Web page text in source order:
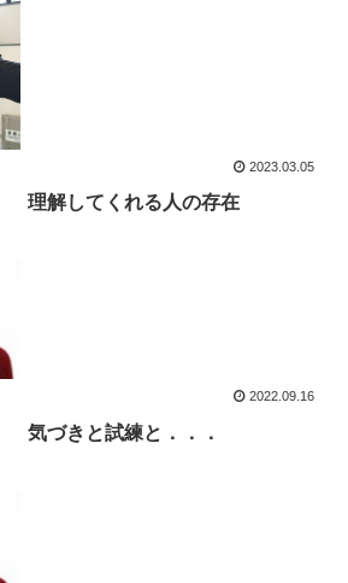
2023.03.05
理解してくれる人の存在
2022.09.16
気づきと試練と．．．